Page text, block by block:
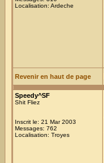
Localisation: Ardeche
Revenir en haut de page
Speedy^SF
Shit Fliez
Inscrit le: 21 Mar 2003
Messages: 762
Localisation: Troyes